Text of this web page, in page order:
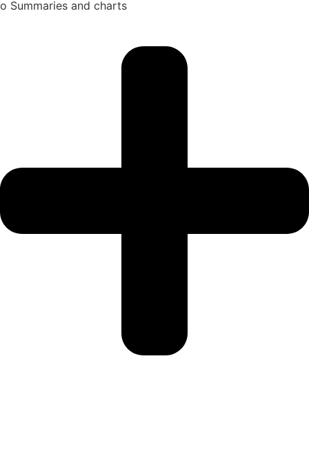
o Summaries and charts